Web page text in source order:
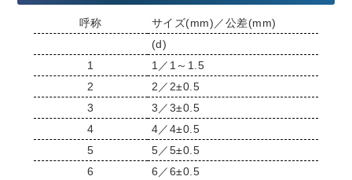
呼称
サイズ(mm)／公差(mm)
(d)
1
1／1～1.5
2
2／2±0.5
3
3／3±0.5
4
4／4±0.5
5
5／5±0.5
6
6／6±0.5